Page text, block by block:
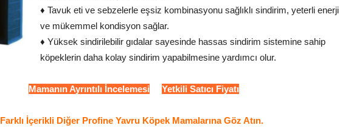
♦ Tavuk eti ve sebzelerle eşsiz kombinasyonu sağlıklı sindirim, yeterli enerji
ve mükemmel kondisyon sağlar.
♦ Yüksek sindirilebilir gıdalar sayesinde hassas sindirim sistemine sahip
köpeklerin daha kolay sindirim yapabilmesine yardımcı olur.
Mamanın Ayrıntılı İncelemesi Yetkili Satıcı Fiyatı
Farklı İçerikli Diğer Profine Yavru Köpek Mamalarına Göz Atın.